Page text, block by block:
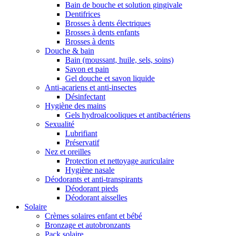
Bain de bouche et solution gingivale
Dentifrices
Brosses à dents électriques
Brosses à dents enfants
Brosses à dents
Douche & bain
Bain (moussant, huile, sels, soins)
Savon et pain
Gel douche et savon liquide
Anti-acariens et anti-insectes
Désinfectant
Hygiène des mains
Gels hydroalcooliques et antibactériens
Sexualité
Lubrifiant
Préservatif
Nez et oreilles
Protection et nettoyage auriculaire
Hygiène nasale
Déodorants et anti-transpirants
Déodorant pieds
Déodorant aisselles
Solaire
Crèmes solaires enfant et bébé
Bronzage et autobronzants
Pack solaire